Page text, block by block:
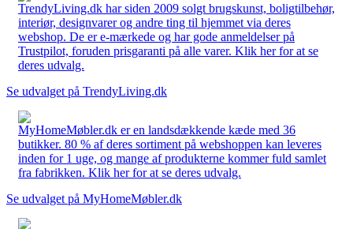
TrendyLiving.dk har siden 2009 solgt brugskunst, boligtilbehør,
interiør, designvarer og andre ting til hjemmet via deres
webshop. De er e-mærkede og har gode anmeldelser på
Trustpilot, foruden prisgaranti på alle varer. Klik her for at se
deres udvalg.
Se udvalget på TrendyLiving.dk
MyHomeMøbler.dk er en landsdækkende kæde med 36
butikker. 80 % af deres sortiment på webshoppen kan leveres
inden for 1 uge, og mange af produkterne kommer fuld samlet
fra fabrikken. Klik her for at se deres udvalg.
Se udvalget på MyHomeMøbler.dk